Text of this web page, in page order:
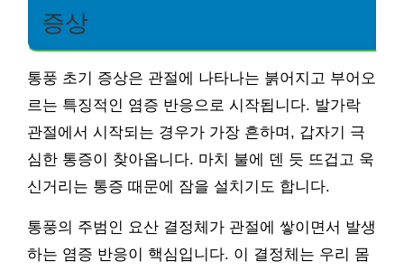
증상
통풍 초기 증상은 관절에 나타나는 붉어지고 부어오
르는 특징적인 염증 반응으로 시작됩니다. 발가락
관절에서 시작되는 경우가 가장 흔하며, 갑자기 극
심한 통증이 찾아옵니다. 마치 불에 덴 듯 뜨겁고 욱
신거리는 통증 때문에 잠을 설치기도 합니다.
통풍의 주범인 요산 결정체가 관절에 쌓이면서 발생
하는 염증 반응이 핵심입니다. 이 결정체는 우리 몸